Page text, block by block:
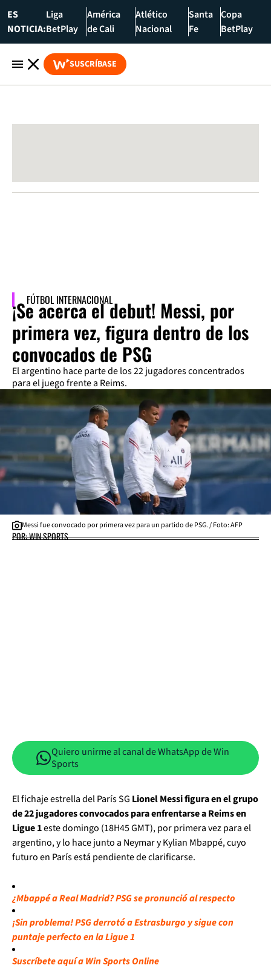
ES
NOTICIA:
Liga
BetPlay
América
de Cali
Atlético
Nacional
Santa
Fe
Copa
BetPlay
SUSCRÍBASE
FÚTBOL INTERNACIONAL
¡Se acerca el debut! Messi, por
primera vez, figura dentro de los
convocados de PSG
El argentino hace parte de los 22 jugadores concentrados
para el juego frente a Reims.
Messi fue convocado por primera vez para un partido de PSG. / Foto: AFP
POR: WIN SPORTS
Quiero unirme al canal de WhatsApp de Win
Sports
El fichaje estrella del París SG Lionel Messi figura en el grupo
de 22 jugadores convocados para enfrentarse a Reims en
Ligue 1este domingo (18H45 GMT), por primera vez para el
argentino, y lo hace junto a Neymar y Kylian Mbappé, cuyo
futuro en París está pendiente de clarificarse.
¿Mbappé a Real Madrid? PSG se pronunció al respecto
¡Sin problema! PSG derrotó a Estrasburgo y sigue con
puntaje perfecto en la Ligue 1
Suscríbete aquí a Win Sports Online